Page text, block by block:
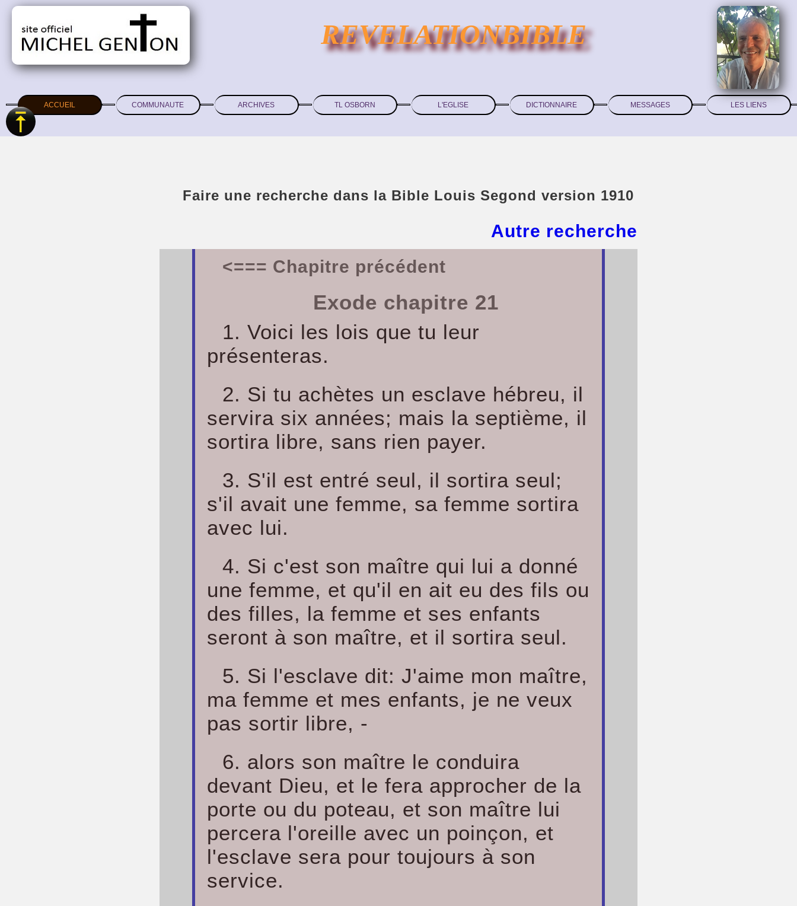
REVELATIONBIBLE
ACCUEIL COMMUNAUTE ARCHIVES TL OSBORN L'EGLISE DICTIONNAIRE MESSAGES LES LIENS
Faire une recherche dans la Bible Louis Segond version 1910
Autre recherche
<=== Chapitre précédent
Exode chapitre 21
1. Voici les lois que tu leur
présenteras.
2. Si tu achètes un esclave hébreu, il
servira six années; mais la septième, il
sortira libre, sans rien payer.
3. S'il est entré seul, il sortira seul;
s'il avait une femme, sa femme sortira
avec lui.
4. Si c'est son maître qui lui a donné
une femme, et qu'il en ait eu des fils ou
des filles, la femme et ses enfants
seront à son maître, et il sortira seul.
5. Si l'esclave dit: J'aime mon maître,
ma femme et mes enfants, je ne veux
pas sortir libre, -
6. alors son maître le conduira
devant Dieu, et le fera approcher de la
porte ou du poteau, et son maître lui
percera l'oreille avec un poinçon, et
l'esclave sera pour toujours à son
service.